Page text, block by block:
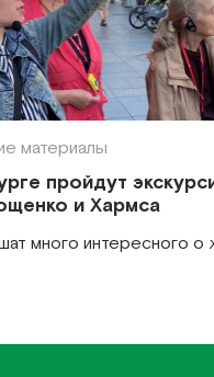
материалы
пройдут
и Хармса
много интересного о